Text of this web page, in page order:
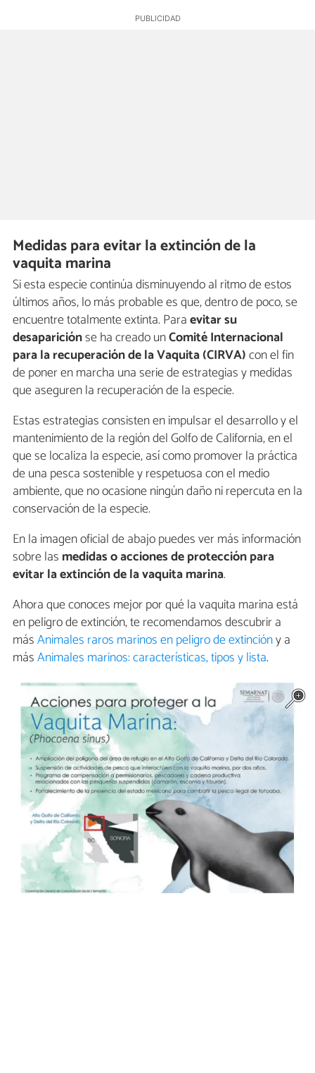
Medidas para evitar la extinción de la
vaquita marina
Si esta especie continúa disminuyendo al ritmo de estos
últimos años, lo más probable es que, dentro de poco, se
encuentre totalmente extinta. Paraevitar su
desapariciónse ha creado unComité Internacional
para la recuperación de la Vaquita (CIRVA)con el fin
de poner en marcha una serie de estrategias y medidas
que aseguren la recuperación de la especie.
Estas estrategias consisten en impulsar el desarrollo y el
mantenimiento de la región del Golfo de California, en el
que se localiza la especie, así como promover la práctica
de una pesca sostenible y respetuosa con el medio
ambiente, que no ocasione ningún daño ni repercuta en la
conservación de la especie.
En la imagen oficial de abajo puedes ver más información
sobre las medidas o acciones de protección para
evitar la extinción de la vaquita marina.
Ahora que conoces mejor por qué la vaquita marina está
en peligro de extinción, te recomendamos descubrir a
másAnimales raros marinos en peligro de extincióny a
másAnimales marinos: características, tipos y lista.